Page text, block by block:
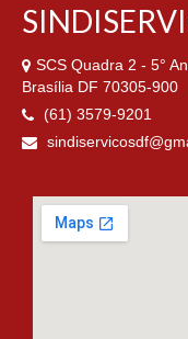
SCS Quadra 2 - 5°
Brasília DF 70305-900
(61) 3579-9201